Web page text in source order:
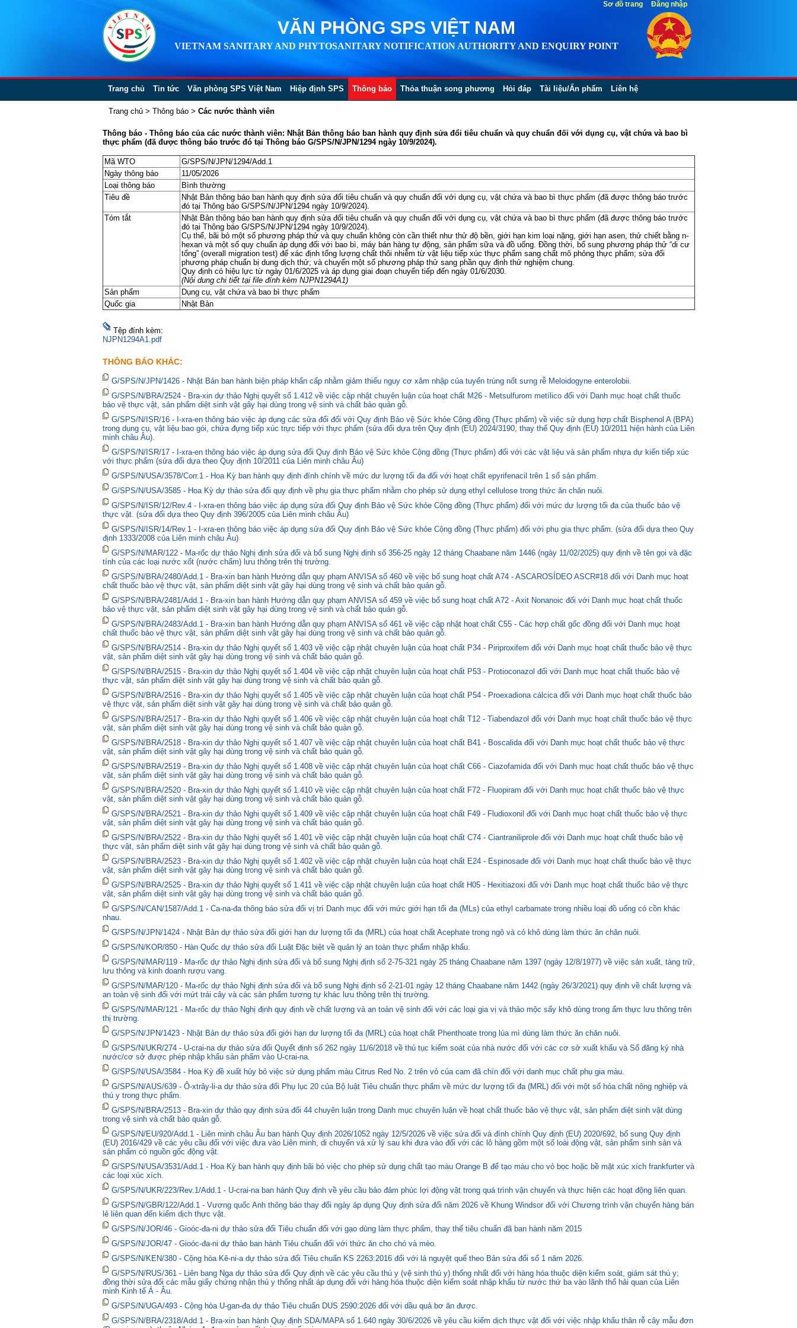
VĂN PHÒNG SPS VIỆT NAM
VIETNAM SANITARY AND PHYTOSANITARY NOTIFICATION AUTHORITY AND ENQUIRY POINT
Trang chủ Tin tức Văn phòng SPS Việt Nam Hiệp định SPS Thông báo Thỏa thuận song phương Hỏi đáp Tài liệu/Ấn phẩm Liên hệ
Trang chủ> Thông báo> Các nước thành viên
Thông báo - Thông báo của các nước thành viên: Nhật Bản thông báo ban hành quy định sửa đổi tiêu chuẩn và quy chuẩn đối với dụng cụ, vật chứa và bao bì
thực phẩm (đã được thông báo trước đó tại Thông báo G/SPS/N/JPN/1294 ngày 10/9/2024).
Mã WTO
G/SPS/N/JPN/1294/Add.1
Ngày thông báo
11/05/2026
Loại thông báo
Bình thường
Tiêu đề
Nhật Bản thông báo ban hành quy định sửa đổi tiêu chuẩn và quy chuẩn đối với dụng cụ, vật chứa và bao bì thực phẩm (đã được thông báo trước
đó tại Thông báo G/SPS/N/JPN/1294 ngày 10/9/2024).
Tóm tắt
Nhật Bản thông báo ban hành quy định sửa đổi tiêu chuẩn và quy chuẩn đối với dụng cụ, vật chứa và bao bì thực phẩm (đã được thông báo trước
đó tại Thông báo G/SPS/N/JPN/1294 ngày 10/9/2024).
Cụ thể, bãi bỏ một số phương pháp thử và quy chuẩn không còn cần thiết như thử độ bền, giới hạn kim loại nặng, giới hạn asen, thử chiết bằng n-
hexan và một số quy chuẩn áp dụng đối với bao bì, máy bán hàng tự động, sản phẩm sữa và đồ uống. Đồng thời, bổ sung phương pháp thử “di cư
tổng” (overall migration test) để xác định tổng lượng chất thôi nhiễm từ vật liệu tiếp xúc thực phẩm sang chất mô phỏng thực phẩm; sửa đổi
phương pháp chuẩn bị dung dịch thử; và chuyển một số phương pháp thử sang phần quy định thử nghiệm chung.
Quy định có hiệu lực từ ngày 01/6/2025 và áp dụng giai đoạn chuyển tiếp đến ngày 01/6/2030.
(Nội dung chi tiết tại file đính kèm NJPN1294A1)
Sản phẩm
Dụng cụ, vật chứa và bao bì thực phẩm
Quốc gia
Nhật Bản
Tệp đính kèm:
NJPN1294A1.pdf
THÔNG BÁO KHÁC:
G/SPS/N/JPN/1426 - Nhật Bản ban hành biện pháp khẩn cấp nhằm giảm thiểu nguy cơ xâm nhập của tuyến trùng nốt sưng rễ Meloidogyne enterolobii.
G/SPS/N/BRA/2524 - Bra-xin dự thảo Nghị quyết số 1.412 về việc cập nhật chuyên luận của hoạt chất M26 - Metsulfurom metílico đối với Danh mục hoạt chất thuốc
bảo vệ thực vật, sản phẩm diệt sinh vật gây hại dùng trong vệ sinh và chất bảo quản gỗ.
G/SPS/N/ISR/16 - I-xra-en thông báo việc áp dụng các sửa đổi đối với Quy định Bảo vệ Sức khỏe Cộng đồng (Thực phẩm) về việc sử dụng hợp chất Bisphenol A (BPA)
trong dụng cụ, vật liệu bao gói, chứa đựng tiếp xúc trực tiếp với thực phẩm (sửa đổi dựa trên Quy định (EU) 2024/3190, thay thế Quy định (EU) 10/2011 hiện hành của Liên
minh châu Âu).
G/SPS/N/ISR/17 - I-xra-en thông báo việc áp dụng sửa đổi Quy định Bảo vệ Sức khỏe Cộng đồng (Thực phẩm) đối với các vật liệu và sản phẩm nhựa dự kiến tiếp xúc
với thực phẩm (sửa đổi dựa theo Quy định 10/2011 của Liên minh châu Âu)
G/SPS/N/USA/3578/Corr.1 - Hoa Kỳ ban hành quy định đính chính về mức dư lượng tối đa đối với hoạt chất epyrifenacil trên 1 số sản phẩm.
G/SPS/N/USA/3585 - Hoa Kỳ dự thảo sửa đổi quy định về phụ gia thực phẩm nhằm cho phép sử dụng ethyl cellulose trong thức ăn chăn nuôi.
G/SPS/N/ISR/12/Rev.4 - I-xra-en thông báo việc áp dụng sửa đổi Quy định Bảo vệ Sức khỏe Cộng đồng (Thực phẩm) đối với mức dư lượng tối đa của thuốc bảo vệ
thực vật. (sửa đổi dựa theo Quy định 396/2005 của Liên minh châu Âu)
G/SPS/N/ISR/14/Rev.1 - I-xra-en thông báo việc áp dụng sửa đổi Quy định Bảo vệ Sức khỏe Cộng đồng (Thực phẩm) đối với phụ gia thực phẩm. (sửa đổi dựa theo Quy
định 1333/2008 của Liên minh châu Âu)
G/SPS/N/MAR/122 - Ma-rốc dự thảo Nghị định sửa đổi và bổ sung Nghị định số 356-25 ngày 12 tháng Chaabane năm 1446 (ngày 11/02/2025) quy định về tên gọi và đặc
tính của các loại nước xốt (nước chấm) lưu thông trên thị trường.
G/SPS/N/BRA/2480/Add.1 - Bra-xin ban hành Hướng dẫn quy phạm ANVISA số 460 về việc bổ sung hoạt chất A74 - ASCAROSÍDEO ASCR#18 đối với Danh mục hoạt
chất thuốc bảo vệ thực vật, sản phẩm diệt sinh vật gây hại dùng trong vệ sinh và chất bảo quản gỗ.
G/SPS/N/BRA/2481/Add.1 - Bra-xin ban hành Hướng dẫn quy phạm ANVISA số 459 về việc bổ sung hoạt chất A72 - Axit Nonanoic đối với Danh mục hoạt chất thuốc
bảo vệ thực vật, sản phẩm diệt sinh vật gây hại dùng trong vệ sinh và chất bảo quản gỗ.
G/SPS/N/BRA/2483/Add.1 - Bra-xin ban hành Hướng dẫn quy phạm ANVISA số 461 về việc cập nhật hoạt chất C55 - Các hợp chất gốc đồng đối với Danh mục hoạt
chất thuốc bảo vệ thực vật, sản phẩm diệt sinh vật gây hại dùng trong vệ sinh và chất bảo quản gỗ.
G/SPS/N/BRA/2514 - Bra-xin dự thảo Nghị quyết số 1.403 về việc cập nhật chuyên luận của hoạt chất P34 - Piriproxifem đối với Danh mục hoạt chất thuốc bảo vệ thực
vật, sản phẩm diệt sinh vật gây hại dùng trong vệ sinh và chất bảo quản gỗ.
G/SPS/N/BRA/2515 - Bra-xin dự thảo Nghị quyết số 1.404 về việc cập nhật chuyên luận của hoạt chất P53 - Protioconazol đối với Danh mục hoạt chất thuốc bảo vệ
thực vật, sản phẩm diệt sinh vật gây hại dùng trong vệ sinh và chất bảo quản gỗ.
G/SPS/N/BRA/2516 - Bra-xin dự thảo Nghị quyết số 1.405 về việc cập nhật chuyên luận của hoạt chất P54 - Proexadiona cálcica đối với Danh mục hoạt chất thuốc bảo
vệ thực vật, sản phẩm diệt sinh vật gây hại dùng trong vệ sinh và chất bảo quản gỗ.
G/SPS/N/BRA/2517 - Bra-xin dự thảo Nghị quyết số 1.406 về việc cập nhật chuyên luận của hoạt chất T12 - Tiabendazol đối với Danh mục hoạt chất thuốc bảo vệ thực
vật, sản phẩm diệt sinh vật gây hại dùng trong vệ sinh và chất bảo quản gỗ.
G/SPS/N/BRA/2518 - Bra-xin dự thảo Nghị quyết số 1.407 về việc cập nhật chuyên luận của hoạt chất B41 - Boscalida đối với Danh mục hoạt chất thuốc bảo vệ thực
vật, sản phẩm diệt sinh vật gây hại dùng trong vệ sinh và chất bảo quản gỗ.
G/SPS/N/BRA/2519 - Bra-xin dự thảo Nghị quyết số 1.408 về việc cập nhật chuyên luận của hoạt chất C66 - Ciazofamida đối với Danh mục hoạt chất thuốc bảo vệ thực
vật, sản phẩm diệt sinh vật gây hại dùng trong vệ sinh và chất bảo quản gỗ.
G/SPS/N/BRA/2520 - Bra-xin dự thảo Nghị quyết số 1.410 về việc cập nhật chuyên luận của hoạt chất F72 - Fluopiram đối với Danh mục hoạt chất thuốc bảo vệ thực
vật, sản phẩm diệt sinh vật gây hại dùng trong vệ sinh và chất bảo quản gỗ.
G/SPS/N/BRA/2521 - Bra-xin dự thảo Nghị quyết số 1.409 về việc cập nhật chuyên luận của hoạt chất F49 - Fludioxonil đối với Danh mục hoạt chất thuốc bảo vệ thực
vật, sản phẩm diệt sinh vật gây hại dùng trong vệ sinh và chất bảo quản gỗ.
G/SPS/N/BRA/2522 - Bra-xin dự thảo Nghị quyết số 1.401 về việc cập nhật chuyên luận của hoạt chất C74 - Ciantraniliprole đối với Danh mục hoạt chất thuốc bảo vệ
thực vật, sản phẩm diệt sinh vật gây hại dùng trong vệ sinh và chất bảo quản gỗ.
G/SPS/N/BRA/2523 - Bra-xin dự thảo Nghị quyết số 1.402 về việc cập nhật chuyên luận của hoạt chất E24 - Espinosade đối với Danh mục hoạt chất thuốc bảo vệ thực
vật, sản phẩm diệt sinh vật gây hại dùng trong vệ sinh và chất bảo quản gỗ.
G/SPS/N/BRA/2525 - Bra-xin dự thảo Nghị quyết số 1.411 về việc cập nhật chuyên luận của hoạt chất H05 - Hexitiazoxi đối với Danh mục hoạt chất thuốc bảo vệ thực
vật, sản phẩm diệt sinh vật gây hại dùng trong vệ sinh và chất bảo quản gỗ.
G/SPS/N/CAN/1587/Add.1 - Ca-na-đa thông báo sửa đổi vị trí Danh mục đối với mức giới hạn tối đa (MLs) của ethyl carbamate trong nhiều loại đồ uống có cồn khác
nhau.
G/SPS/N/JPN/1424 - Nhật Bản dự thảo sửa đổi giới hạn dư lượng tối đa (MRL) của hoạt chất Acephate trong ngô và cỏ khô dùng làm thức ăn chăn nuôi.
G/SPS/N/KOR/850 - Hàn Quốc dự thảo sửa đổi Luật Đặc biệt về quản lý an toàn thực phẩm nhập khẩu.
G/SPS/N/MAR/119 - Ma-rốc dự thảo Nghị định sửa đổi và bổ sung Nghị định số 2-75-321 ngày 25 tháng Chaabane năm 1397 (ngày 12/8/1977) về việc sản xuất, tàng trữ,
lưu thông và kinh doanh rượu vang.
G/SPS/N/MAR/120 - Ma-rốc dự thảo Nghị định sửa đổi và bổ sung Nghị định số 2-21-01 ngày 12 tháng Chaabane năm 1442 (ngày 26/3/2021) quy định về chất lượng và
an toàn vệ sinh đối với mứt trái cây và các sản phẩm tương tự khác lưu thông trên thị trường.
G/SPS/N/MAR/121 - Ma-rốc dự thảo Nghị định quy định về chất lượng và an toàn vệ sinh đối với các loại gia vị và thảo mộc sấy khô dùng trong ẩm thực lưu thông trên
thị trường.
G/SPS/N/JPN/1423 - Nhật Bản dự thảo sửa đổi giới hạn dư lượng tối đa (MRL) của hoạt chất Phenthoate trong lúa mì dùng làm thức ăn chăn nuôi.
G/SPS/N/UKR/274 - U-crai-na dự thảo sửa đổi Quyết định số 262 ngày 11/6/2018 về thủ tục kiểm soát của nhà nước đối với các cơ sở xuất khẩu và Sổ đăng ký nhà
nước/cơ sở được phép nhập khẩu sản phẩm vào U-crai-na.
G/SPS/N/USA/3584 - Hoa Kỳ đề xuất hủy bỏ việc sử dụng phẩm màu Citrus Red No. 2 trên vỏ của cam đã chín đối với danh mục chất phụ gia màu.
G/SPS/N/AUS/639 - Ô-xtrây-li-a dự thảo sửa đổi Phụ lục 20 của Bộ luật Tiêu chuẩn thực phẩm về mức dư lượng tối đa (MRL) đối với một số hóa chất nông nghiệp và
thú y trong thực phẩm.
G/SPS/N/BRA/2513 - Bra-xin dự thảo quy định sửa đổi 44 chuyên luận trong Danh mục chuyên luận về hoạt chất thuốc bảo vệ thực vật, sản phẩm diệt sinh vật dùng
trong vệ sinh và chất bảo quản gỗ.
G/SPS/N/EU/920/Add.1 - Liên minh châu Âu ban hành Quy định 2026/1052 ngày 12/5/2026 về việc sửa đổi và đính chính Quy định (EU) 2020/692, bổ sung Quy định
(EU) 2016/429 về các yêu cầu đối với việc đưa vào Liên minh, di chuyển và xử lý sau khi đưa vào đối với các lô hàng gồm một số loài động vật, sản phẩm sinh sản và
sản phẩm có nguồn gốc động vật.
G/SPS/N/USA/3531/Add.1 - Hoa Kỳ ban hành quy định bãi bỏ việc cho phép sử dụng chất tạo màu Orange B để tạo màu cho vỏ bọc hoặc bề mặt xúc xích frankfurter và
các loại xúc xích.
G/SPS/N/UKR/223/Rev.1/Add.1 - U-crai-na ban hành Quy định về yêu cầu bảo đảm phúc lợi động vật trong quá trình vận chuyển và thực hiện các hoạt động liên quan.
G/SPS/N/GBR/122/Add.1 - Vương quốc Anh thông báo thay đổi ngày áp dụng Quy định sửa đổi năm 2026 về Khung Windsor đối với Chương trình vận chuyển hàng bán
lẻ liên quan đến kiểm dịch thực vật.
G/SPS/N/JOR/46 - Gioóc-đa-ni dự thảo sửa đổi Tiêu chuẩn đối với gạo dùng làm thực phẩm, thay thế tiêu chuẩn đã ban hành năm 2015
G/SPS/N/JOR/47 - Gioóc-đa-ni dự thảo ban hành Tiêu chuẩn đối với thức ăn cho chó và mèo.
G/SPS/N/KEN/380 - Cộng hòa Kê-ni-a dự thảo sửa đổi Tiêu chuẩn KS 2263:2016 đối với lá nguyệt quế theo Bản sửa đổi số 1 năm 2026.
G/SPS/N/RUS/361 - Liên bang Nga dự thảo sửa đổi Quy định về các yêu cầu thú y (vệ sinh thú y) thống nhất đối với hàng hóa thuộc diện kiểm soát, giám sát thú y;
đồng thời sửa đổi các mẫu giấy chứng nhận thú y thống nhất áp dụng đối với hàng hóa thuộc diện kiểm soát nhập khẩu từ nước thứ ba vào lãnh thổ hải quan của Liên
minh Kinh tế Á - Âu.
G/SPS/N/UGA/493 - Cộng hòa U-gan-đa dự thảo Tiêu chuẩn DUS 2590:2026 đối với dầu quả bơ ăn được.
G/SPS/N/BRA/2318/Add.1 - Bra-xin ban hành Quy định SDA/MAPA số 1.640 ngày 30/6/2026 về yêu cầu kiểm dịch thực vật đối với việc nhập khẩu thân rễ cây mẫu đơn
Sơ đồ trang Đăng nhập